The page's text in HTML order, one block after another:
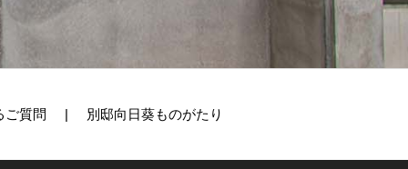
ご質問 別邸向日葵ものがたり